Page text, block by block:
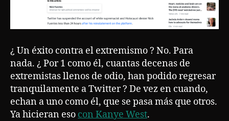
¿ Un éxito contra el extremismo ? No. Para
nada. ¿ Por 1 como él, cuantas decenas de
extremistas llenos de odio, han podido regresar
tranquilamente a Twitter ? De vez en cuando,
echan a uno como él, que se pasa más que otros.
Ya hicieran eso con Kanye West.